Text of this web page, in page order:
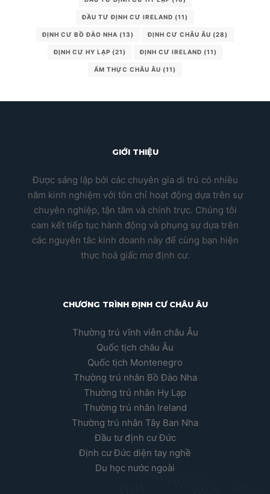
ĐẦU TƯ ĐỊNH CƯ IRELAND (11)
ĐỊNH CƯ BỒ ĐÀO NHA (13) ĐỊNH CƯ CHÂU ÂU (28)
ĐỊNH CƯ HY LẠP (21) ĐỊNH CƯ IRELAND (11)
ẨM THỰC CHÂU ÂU (11)
GIỚI THIỆU
Được sáng lập bởi các chuyên gia di trú có nhiều
năm kinh nghiệm với tôn chỉ hoạt động dựa trên sự
chuyên nghiệp, tận tâm và chính trực. Chúng tôi
cam kết tiếp tục hành động và phụng sự dựa trên
các nguyên tắc kinh doanh này để cùng bạn hiện
thực hoá giấc mơ định cư.
CHƯƠNG TRÌNH ĐỊNH CƯ CHÂU ÂU
Thường trú vĩnh viễn châu Âu
Quốc tịch châu Âu
Quốc tịch Montenegro
Thường trú nhân Bồ Đào Nha
Thường trú nhân Hy Lạp
Thường trú nhân Ireland
Thường trú nhân Tây Ban Nha
Đầu tư định cư Đức
Định cư Đức diện tay nghề
Du học nước ngoài